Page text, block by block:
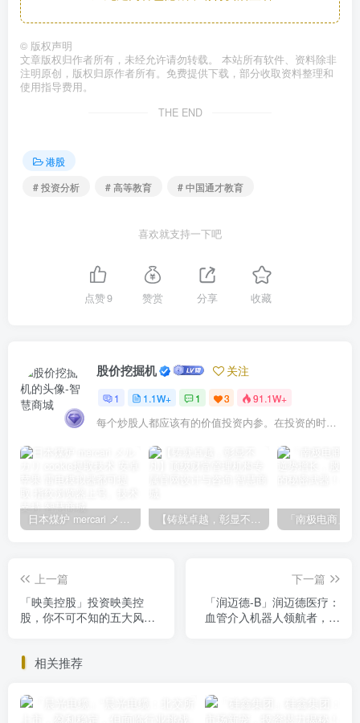
© 版权声明
文章版权归作者所有，未经允许请勿转载。 本站所有软件、资料除非
注明原创，版权归原作者所有。免费提供下载，部分收取资料整理和
使用指导费用。
THE END
港股
# 投资分析
# 高等教育 # 中国通才教育
喜欢就支持一下吧
点赞9 赞赏 分享 收藏
股价挖掘机 关注
1 1.1W+ 1 3 91.1W+
每个炒股人都应该有的价值投资内参。在投资的时候，我们把自己看成是企业分析师——而不是市场分析师，也不是宏观经济分析师，更不是证券分析师。
日本煤炉 mercari メルカリ cookie提取技术 安卓 苹果 雷电模拟器都可提取,指纹浏览器上号。技术支持 【铸就卓越，彰显不凡】顶级财富管理机构专属官网设计与咨询
上一篇
「映美控股」投资映美控
股，你不可不知的五大风险
下一篇
「润迈德-B」润迈德医疗：
血管介入机器人领航者，盈
相关推荐